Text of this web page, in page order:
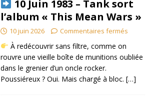
10 Juin 1983 – Tank sort
l’album « This Mean Wars »
10 juin 2026 Commentaires fermés
À redécouvrir sans filtre, comme on
rouvre une vieille boîte de munitions oubliée
dans le grenier d’un oncle rocker.
Poussiéreux ? Oui. Mais chargé à bloc. […]